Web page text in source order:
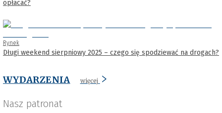
opłacać?
Rynek
Długi weekend sierpniowy 2025 – czego się spodziewać na drogach?
WYDARZENIA więcej
Nasz patronat